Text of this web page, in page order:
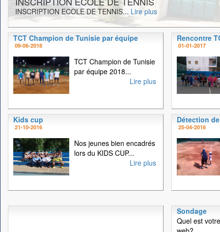
INSCRIPTION ECOLE DE TENNIS... Lire plus
TCT Champion de Tunisie par équipe
09-06-2018
TCT Champion de Tunisie
par équipe 2018...
Lire plus
Rencontre
01-01-2017
Kids cup
21-10-2016
Nos jeunes bien encadrés
lors du KIDS CUP...
Lire plus
Détection
25-04-2016
Sondage
Quel est